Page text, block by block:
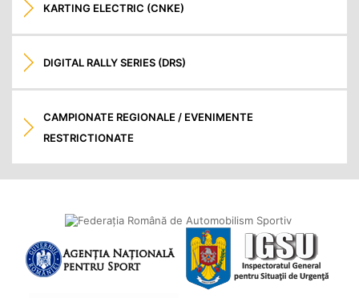
KARTING ELECTRIC (CNKE)
DIGITAL RALLY SERIES (DRS)
CAMPIONATE REGIONALE / EVENIMENTE
RESTRICTIONATE